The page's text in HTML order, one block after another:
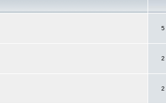
5
2
2